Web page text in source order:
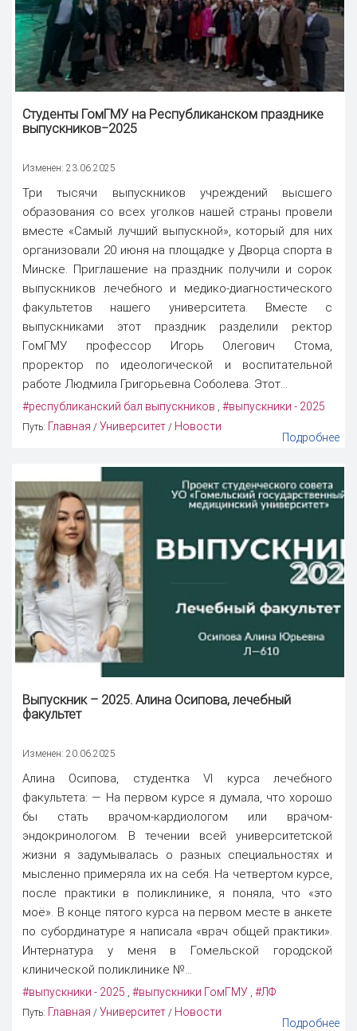
Студенты ГомГМУ на Республиканском празднике
выпускников‒2025
Изменен: 23.06.2025
Три тысячи выпускников учреждений высшего
образования со всех уголков нашей страны провели
вместе «Самый лучший выпускной», который для них
организовали 20 июня на площадке у Дворца спорта в
Минске. Приглашение на праздник получили и сорок
выпускников лечебного и медико-диагностического
факультетов нашего университета. Вместе с
выпускниками этот праздник разделили ректор
ГомГМУ профессор Игорь Олегович Стома,
проректор по идеологической и воспитательной
работе Людмила Григорьевна Соболева. Этот...
#республиканский бал выпускников , #выпускники - 2025
Путь: Главная / Университет / Новости
Подробнее
Выпускник – 2025. Алина Осипова, лечебный
факультет
Изменен: 20.06.2025
Алина Осипова, студентка VI курса лечебного
факультета: — На первом курсе я думала, что хорошо
бы стать врачом-кардиологом или врачом-
эндокринологом. В течении всей университетской
жизни я задумывалась о разных специальностях и
мысленно примеряла их на себя. На четвертом курсе,
после практики в поликлинике, я поняла, что «это
моё». В конце пятого курса на первом месте в анкете
по субординатуре я написала «врач общей практики».
Интернатура у меня в Гомельской городской
клинической поликлинике №...
#выпускники - 2025 , #выпускники ГомГМУ , #ЛФ
Путь: Главная / Университет / Новости
Подробнее